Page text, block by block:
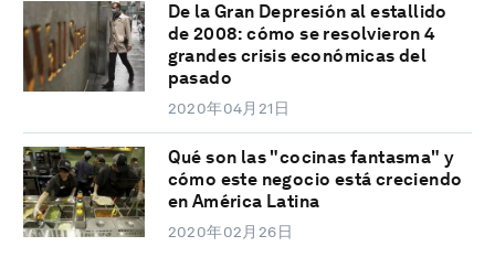
De la Gran Depresión al estallido
de 2008: cómo se resolvieron 4
grandes crisis económicas del
pasado
2020年04月21日
Qué son las "cocinas fantasma" y
cómo este negocio está creciendo
en América Latina
2020年02月26日